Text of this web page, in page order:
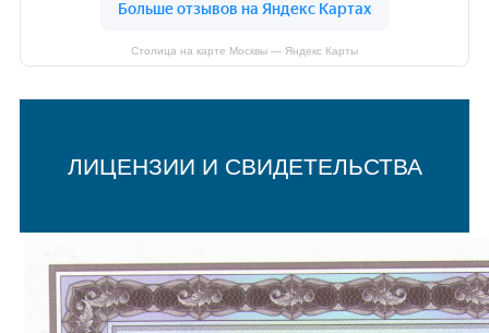
Столица на карте Москвы — Яндекс Карты
ЛИЦЕНЗИИ И СВИДЕТЕЛЬСТВА